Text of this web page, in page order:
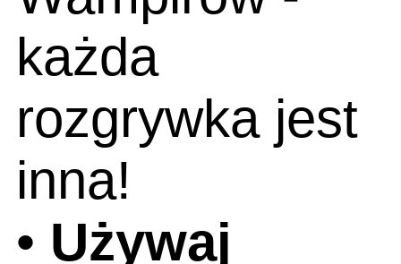
każda
rozgrywka jest
inna!
• Używaj